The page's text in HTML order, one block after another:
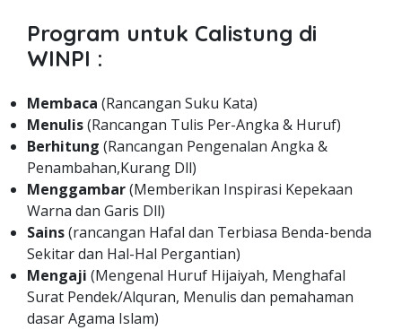
Program untuk Calistung di
WINPI :
Membaca (Rancangan Suku Kata)
Menulis(Rancangan Tulis Per-Angka & Huruf)
Berhitung (Rancangan Pengenalan Angka &
Penambahan,Kurang Dll)
Menggambar(Memberikan Inspirasi Kepekaan
Warna dan Garis Dll)
Sains(rancangan Hafal dan Terbiasa Benda-benda
Sekitar dan Hal-Hal Pergantian)
Mengaji (Mengenal Huruf Hijaiyah, Menghafal
Surat Pendek/Alquran, Menulis dan pemahaman
dasar Agama Islam)